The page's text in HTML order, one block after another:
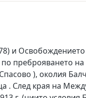
и
преброяването
), околия
След края на